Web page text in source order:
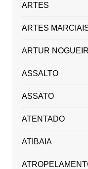
ARTES
ARTES
ARTUR
ASSALTO
ASSATO
ATENTADO
ATIBAIA